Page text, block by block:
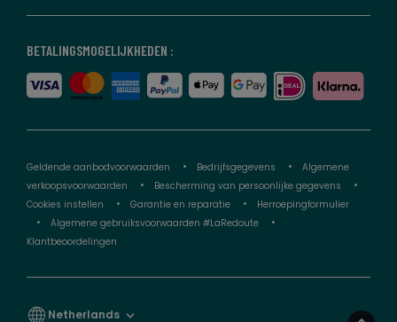
BETALINGSMOGELIJKHEDEN :
Geldende aanbodvoorwaarden Bedrijfsgegevens
Algemene
verkoopsvoorwaarden
Bescherming van persoonlijke gegevens
Cookies instellen
Garantie en reparatie
Herroepingformulier
Algemene gebruiksvoorwaarden #LaRedoute
Klantbeoordelingen
Netherlands